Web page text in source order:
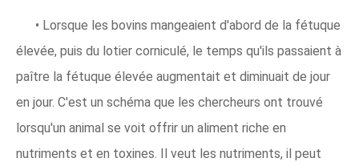
• Lorsque les bovins mangeaient d'abord de la fétuque
élevée, puis du lotier corniculé, le temps qu'ils passaient à
paître la fétuque élevée augmentait et diminuait de jour
en jour. C'est un schéma que les chercheurs ont trouvé
lorsqu'un animal se voit offrir un aliment riche en
nutriments et en toxines. Il veut les nutriments, il peut